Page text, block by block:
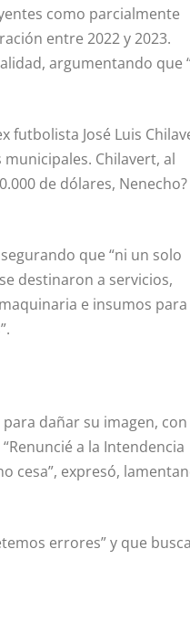
como parcialmente
entre 2022 y 2023.
argumentando que
futbolista José Luis
Chilavert, al
de dólares, Nenecho?
que “ni un solo
destinaron a servicios,
e insumos para
dañar su imagen, con
a la Intendencia
cesa”, expresó,
errores” y que busca